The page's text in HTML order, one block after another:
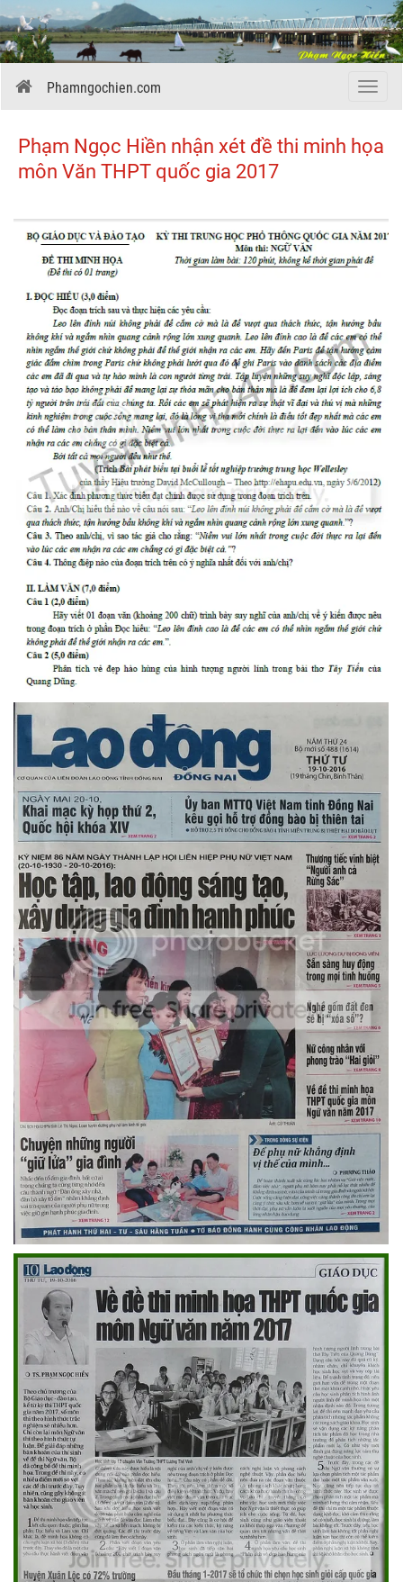
Menu
Phamngochien.com
Phạm Ngọc Hiền nhận xét đề thi minh họa
môn Văn THPT quốc gia 2017